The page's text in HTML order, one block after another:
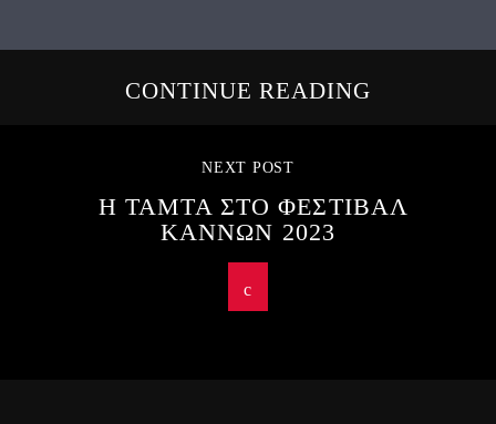
CONTINUE READING
NEXT POST
Η ΤΑΜΤΑ ΣΤΟ ΦΕΣΤΙΒΑΛ
ΚΑΝΝΩΝ 2023